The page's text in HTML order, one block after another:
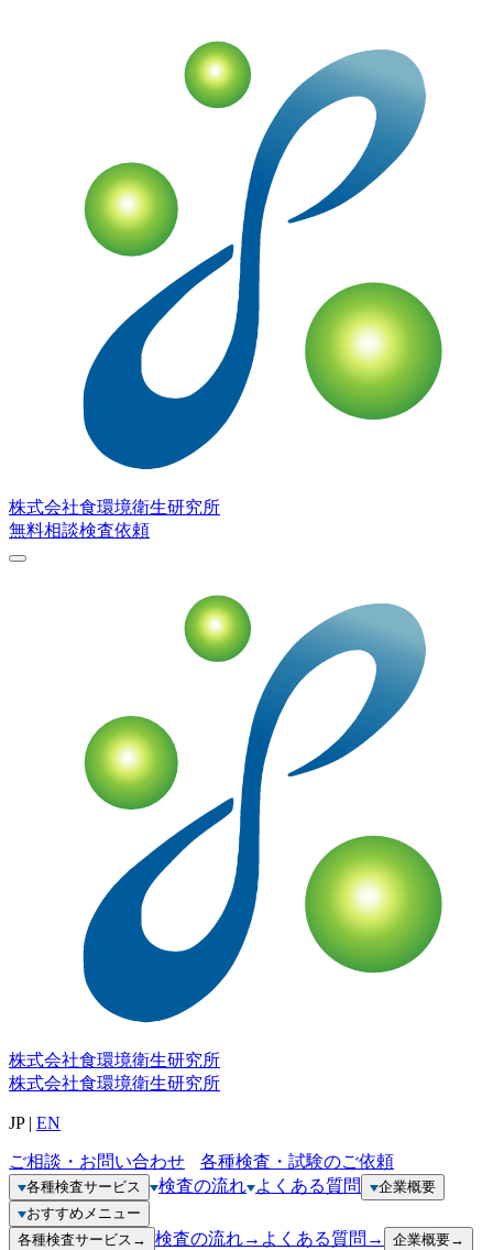
株式会社食環境衛生研究所
無料相談検査依頼
株式会社食環境衛生研究所
株式会社食環境衛生研究所
JP| EN
ご相談・お問い合わせ 各種検査・試験のご依頼
各種検査サービス 検査の流れ よくある質問
企業概要
おすすめメニュー
各種検査サービス → 検査の流れ→ よくある質問 → 企業概要→